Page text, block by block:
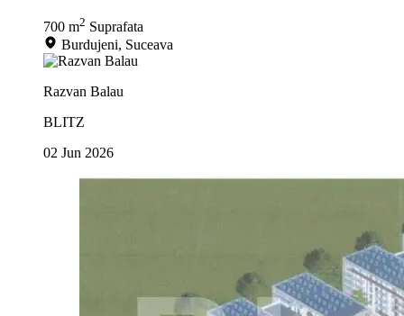
700 m2 Suprafata
Burdujeni, Suceava
Razvan Balau
BLITZ
02 Jun 2026